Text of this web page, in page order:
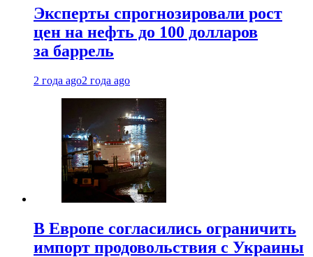
Эксперты спрогнозировали рост
цен на нефть до 100 долларов
за баррель
2 года ago2 года ago
В Европе согласились ограничить
импорт продовольствия с Украины